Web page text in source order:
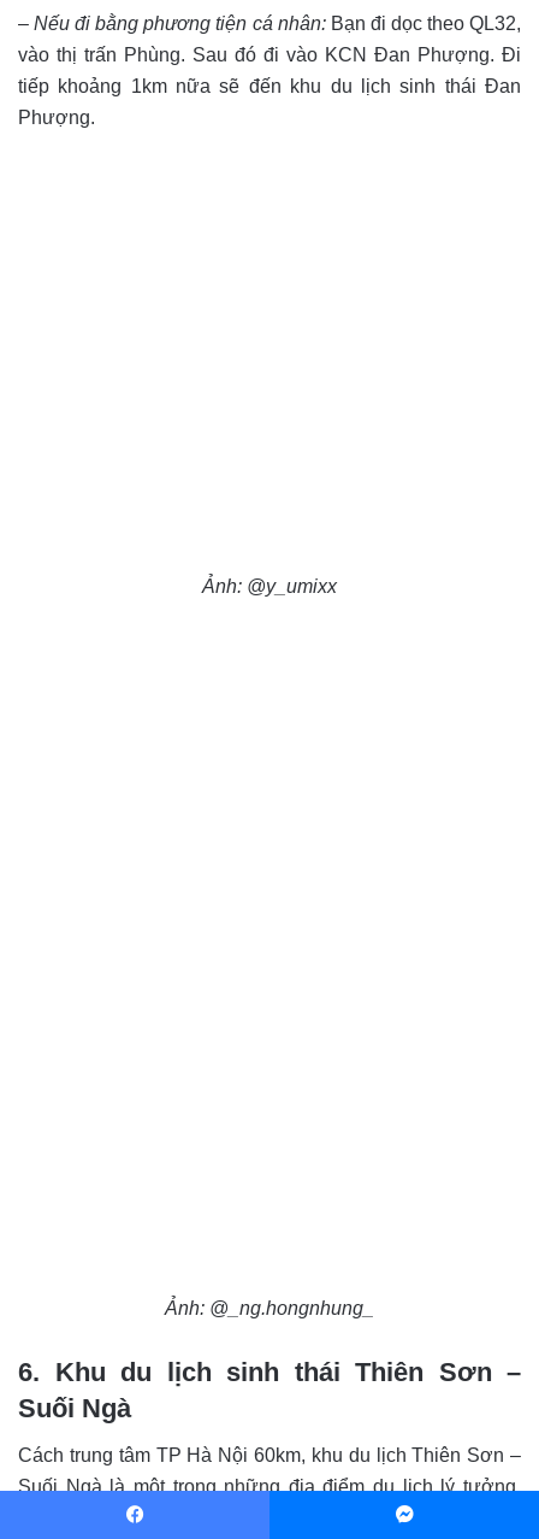
–Nếu đi bằng phương tiện cá nhân:Bạn đi dọc theo QL32,
vào thị trấn Phùng. Sau đó đi vào KCN Đan Phượng. Đi
tiếp khoảng 1km nữa sẽ đến khu du lịch sinh thái Đan
Phượng.
Ảnh: @y_umixx
Ảnh: @_ng.hongnhung_
6. Khu du lịch sinh thái Thiên Sơn –
Suối Ngà
Cách trung tâm TP Hà Nội 60km, khu du lịch Thiên Sơn –
Suối Ngà là một trong những địa điểm du lịch lý tưởng.
Thiên Sơn Suối Ngà có 3 điểm du lịch chính gồm: Hạ Sơn,